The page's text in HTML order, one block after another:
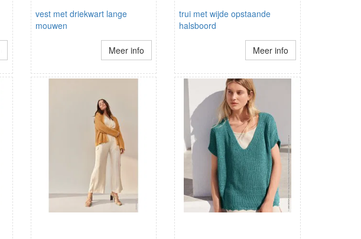
vest met driekwart lange
mouwen
Meer info
trui met wijde opstaande
halsboord
Meer info